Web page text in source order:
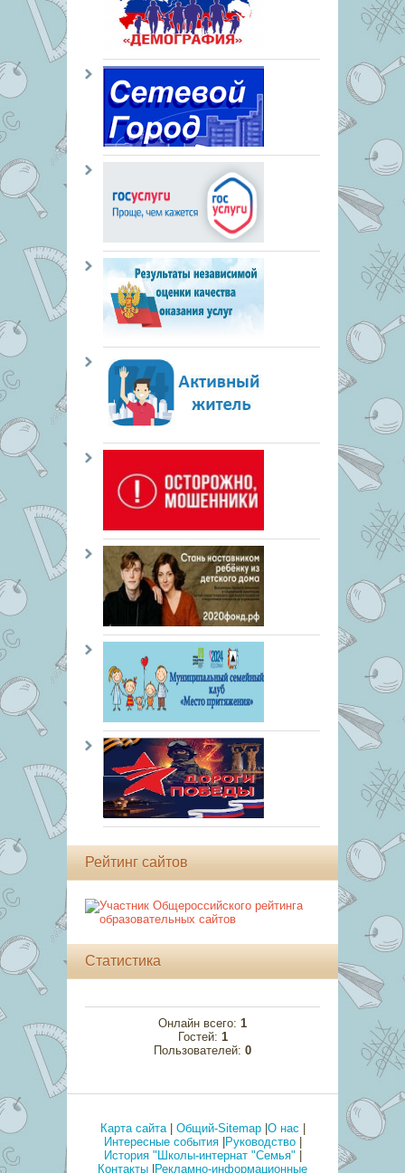
Рейтинг сайтов
Статистика
Онлайн всего: 1
Гостей: 1
Пользователей: 0
Карта сайта| Общий-Sitemap| О нас
Интересные события| Руководство|
История "Школы-интернат "Семья"
Контакты Рекламно-информационные